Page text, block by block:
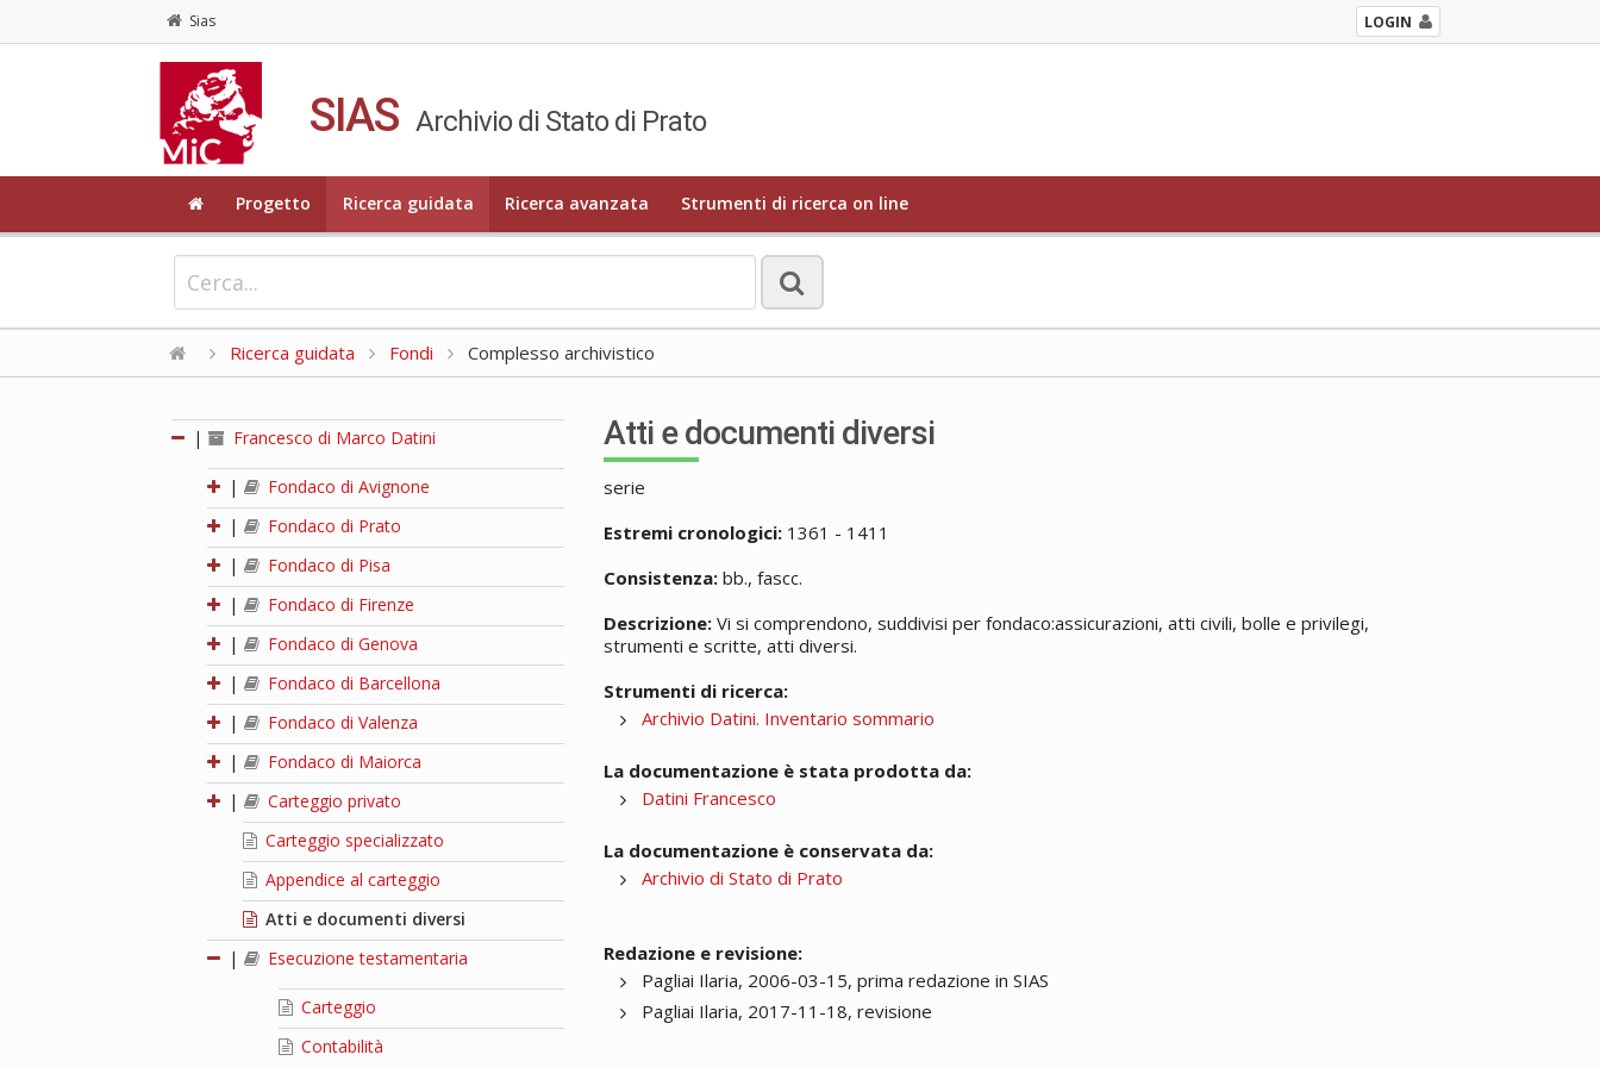
Sias LOGIN
SIAS Archivio di Stato di Prato
Progetto Ricerca guidata Ricerca avanzata Strumenti di ricerca on line
Ricerca guidata Fondi Complesso archivistico
| Francesco di Marco Datini
|
Fondaco di Avignone
|
Fondaco di Prato
|
Fondaco di Pisa
|
Fondaco di Firenze
|
Fondaco di Genova
|
Fondaco di Barcellona
|
Fondaco di Valenza
|
Fondaco di Maiorca
|
Carteggio privato
Carteggio specializzato
Appendice al carteggio
Atti e documenti diversi
|
Esecuzione testamentaria
Carteggio
Contabilità
Atti e documenti diversi
serie
Estremi cronologici: 1361 - 1411
Consistenza: bb., fascc.
Descrizione: Vi si comprendono, suddivisi per fondaco:assicurazioni, atti civili, bolle e privilegi,
strumenti e scritte, atti diversi.
Strumenti di ricerca:
Archivio Datini. Inventario sommario
La documentazione è stata prodotta da:
Datini Francesco
La documentazione è conservata da:
Archivio di Stato di Prato
Redazione e revisione:
Pagliai Ilaria, 2006-03-15, prima redazione in SIAS
Pagliai Ilaria, 2017-11-18, revisione